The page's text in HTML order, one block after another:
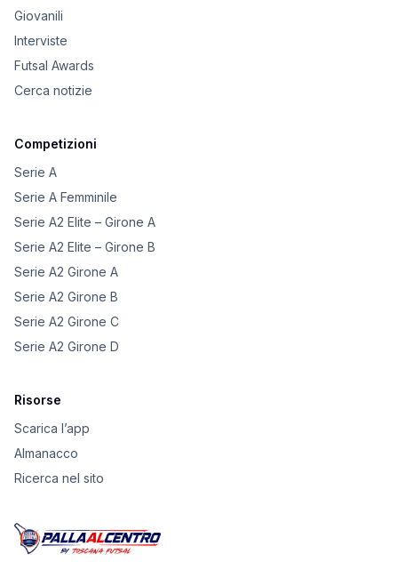
Giovanili
Interviste
Futsal Awards
Cerca notizie
Competizioni
Serie A
Serie A Femminile
Serie A2 Elite – Girone A
Serie A2 Elite – Girone B
Serie A2 Girone A
Serie A2 Girone B
Serie A2 Girone C
Serie A2 Girone D
Risorse
Scarica l’app
Almanacco
Ricerca nel sito